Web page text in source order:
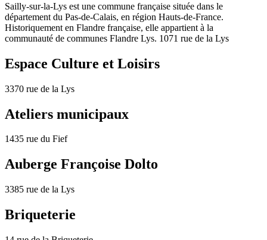
Sailly-sur-la-Lys est une commune française située dans le
département du Pas-de-Calais, en région Hauts-de-France.
Historiquement en Flandre française, elle appartient à la
communauté de communes Flandre Lys. 1071 rue de la Lys
Espace Culture et Loisirs
3370 rue de la Lys
Ateliers municipaux
1435 rue du Fief
Auberge Françoise Dolto
3385 rue de la Lys
Briqueterie